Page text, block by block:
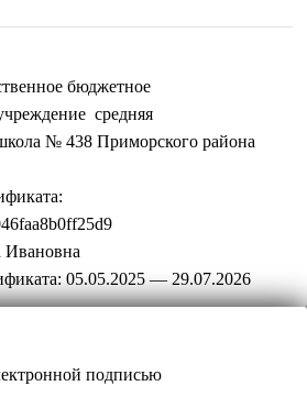
бюджетное
средняя
№ 438 Приморского района
Ивановна
05.05.2025 — 29.07.2026
подписью